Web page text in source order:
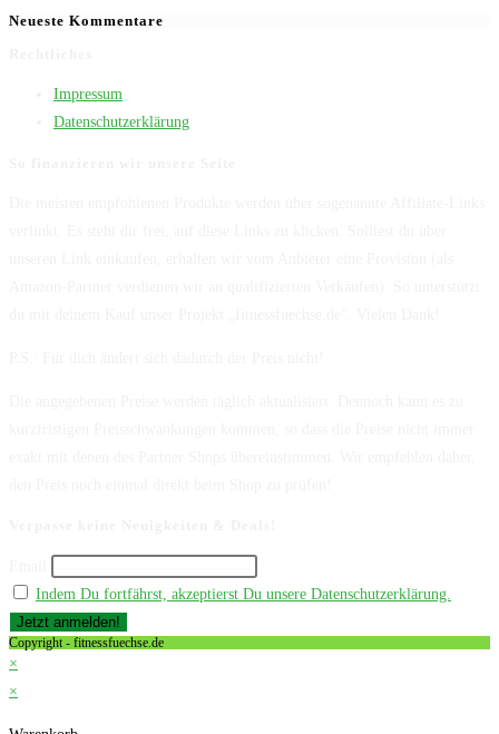
Neueste Kommentare
Impressum
Datenschutzerklärung
Indem Du fortfährst, akzeptierst Du unsere Datenschutzerklärung.
Copyright - fitnessfuechse.de
×
×